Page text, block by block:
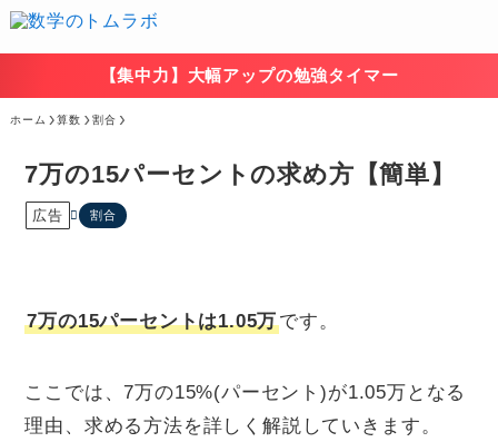
【集中力】大幅アップの勉強タイマー
ホーム 算数 割合
7万の15パーセントの求め方【簡単】
広告 割合
7万の15パーセントは1.05万です。
ここでは、7万の15%(パーセント)が1.05万となる
理由、求める方法を詳しく解説していきます。